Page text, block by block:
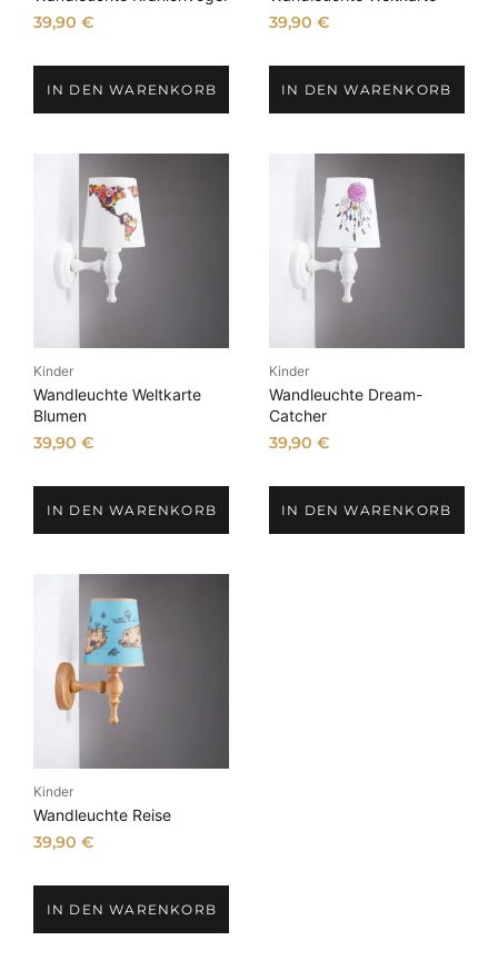
39,90€
IN DEN WARENKORB
39,90 €
IN DEN WARENKORB
Kinder
Wandleuchte Weltkarte
Blumen
39,90€
IN DEN WARENKORB
Kinder
Wandleuchte Dream-
Catcher
39,90 €
IN DEN WARENKORB
Kinder
Wandleuchte Reise
39,90€
IN DEN WARENKORB